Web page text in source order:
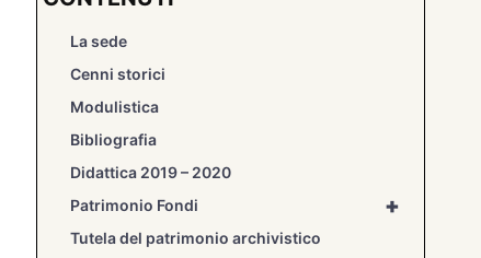
La sede
Cenni storici
Modulistica
Bibliografia
Didattica 2019 – 2020
+
Patrimonio Fondi
Tutela del patrimonio archivistico